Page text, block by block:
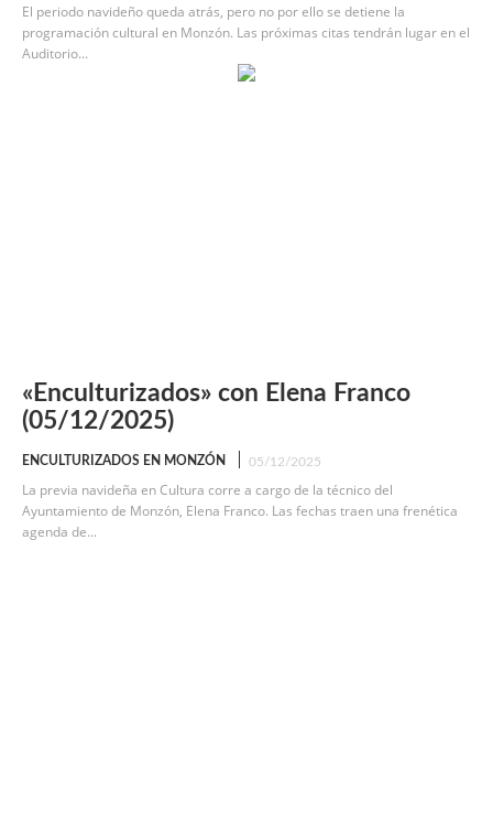
El periodo navideño queda atrás, pero no por ello se detiene la
programación cultural en Monzón. Las próximas citas tendrán lugar en el
Auditorio...
«Enculturizados» con Elena Franco
(05/12/2025)
ENCULTURIZADOS EN MONZÓN 05/12/2025
La previa navideña en Cultura corre a cargo de la técnico del
Ayuntamiento de Monzón, Elena Franco. Las fechas traen una frenética
agenda de...